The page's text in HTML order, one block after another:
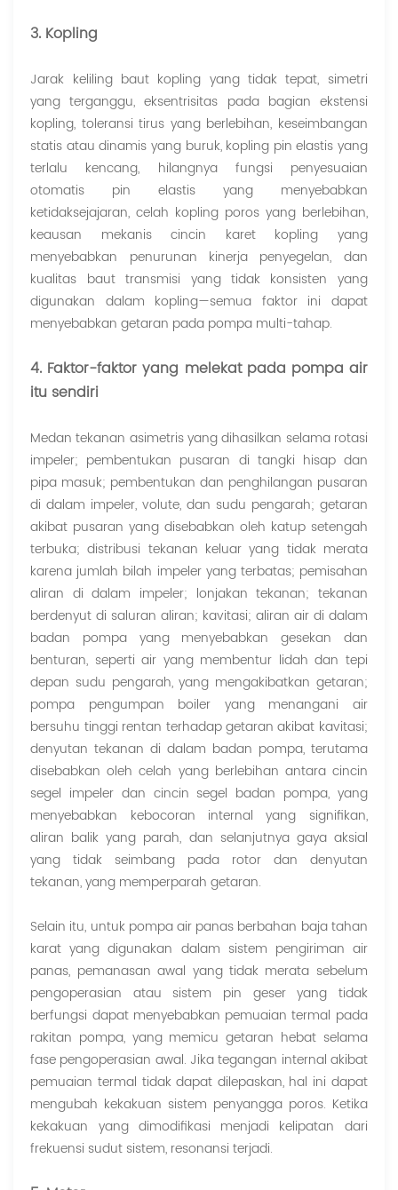
3. Kopling
Jarak keliling baut kopling yang tidak tepat, simetri
yang terganggu, eksentrisitas pada bagian ekstensi
kopling, toleransi tirus yang berlebihan, keseimbangan
statis atau dinamis yang buruk, kopling pin elastis yang
terlalu kencang, hilangnya fungsi penyesuaian
otomatis pin elastis yang menyebabkan
ketidaksejajaran, celah kopling poros yang berlebihan,
keausan mekanis cincin karet kopling yang
menyebabkan penurunan kinerja penyegelan, dan
kualitas baut transmisi yang tidak konsisten yang
digunakan dalam kopling—semua faktor ini dapat
menyebabkan getaran pada pompa multi-tahap.
4. Faktor-faktor yang melekat pada pompa air
itu sendiri
Medan tekanan asimetris yang dihasilkan selama rotasi
impeler; pembentukan pusaran di tangki hisap dan
pipa masuk; pembentukan dan penghilangan pusaran
di dalam impeler, volute, dan sudu pengarah; getaran
akibat pusaran yang disebabkan oleh katup setengah
terbuka; distribusi tekanan keluar yang tidak merata
karena jumlah bilah impeler yang terbatas; pemisahan
aliran di dalam impeler; lonjakan tekanan; tekanan
berdenyut di saluran aliran; kavitasi; aliran air di dalam
badan pompa yang menyebabkan gesekan dan
benturan, seperti air yang membentur lidah dan tepi
depan sudu pengarah, yang mengakibatkan getaran;
pompa pengumpan boiler yang menangani air
bersuhu tinggi rentan terhadap getaran akibat kavitasi;
denyutan tekanan di dalam badan pompa, terutama
disebabkan oleh celah yang berlebihan antara cincin
segel impeler dan cincin segel badan pompa, yang
menyebabkan kebocoran internal yang signifikan,
aliran balik yang parah, dan selanjutnya gaya aksial
yang tidak seimbang pada rotor dan denyutan
tekanan, yang memperparah getaran.
Selain itu, untuk pompa air panas berbahan baja tahan
karat yang digunakan dalam sistem pengiriman air
panas, pemanasan awal yang tidak merata sebelum
pengoperasian atau sistem pin geser yang tidak
berfungsi dapat menyebabkan pemuaian termal pada
rakitan pompa, yang memicu getaran hebat selama
fase pengoperasian awal. Jika tegangan internal akibat
pemuaian termal tidak dapat dilepaskan, hal ini dapat
mengubah kekakuan sistem penyangga poros. Ketika
kekakuan yang dimodifikasi menjadi kelipatan dari
frekuensi sudut sistem, resonansi terjadi.